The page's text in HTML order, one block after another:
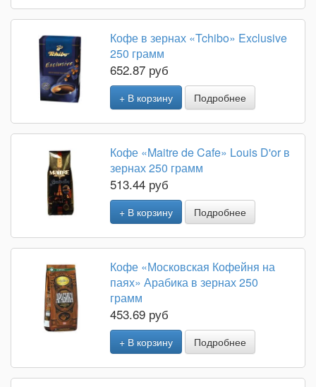
Кофе в зернах «Tchibo» Exclusive
250 грамм
652.87 руб
+ В корзину Подробнее
Кофе «Maitre de Cafe» Louis D'or в
зернах 250 грамм
513.44 руб
+ В корзину Подробнее
Кофе «Московская Кофейня на
паях» Арабика в зернах 250
грамм
453.69 руб
+ В корзину Подробнее